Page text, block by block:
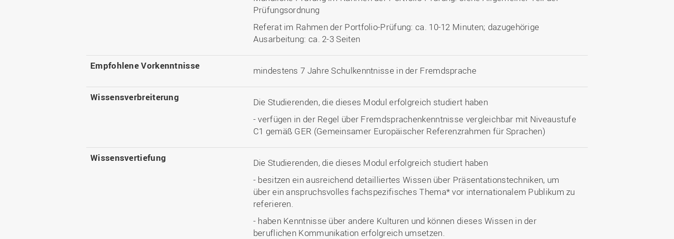
Prüfungsordnung
Referat im Rahmen der Portfolio-Prüfung: ca. 10-12 Minuten; dazugehörige
Ausarbeitung: ca. 2-3 Seiten
Empfohlene Vorkenntnisse mindestens 7 Jahre Schulkenntnisse in der Fremdsprache
Wissensverbreiterung
Die Studierenden, die dieses Modul erfolgreich studiert haben
- verfügen in der Regel über Fremdsprachenkenntnisse vergleichbar mit Niveaustufe
C1 gemäß GER (Gemeinsamer Europäischer Referenzrahmen für Sprachen)
Wissensvertiefung
Die Studierenden, die dieses Modul erfolgreich studiert haben
- besitzen ein ausreichend detailliertes Wissen über Präsentationstechniken, um
über ein anspruchsvolles fachspezifisches Thema* vor internationalem Publikum zu
referieren.
- haben Kenntnisse über andere Kulturen und können dieses Wissen in der
beruflichen Kommunikation erfolgreich umsetzen.